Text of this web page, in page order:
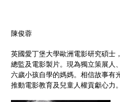
陳俊蓉
英國愛丁堡大學歐洲電影研究碩士
總監及電影製片。現為獨立策展人
六歲小孩自學的媽媽。相信故事有
推動電影教育及兒童人權貢獻心力。